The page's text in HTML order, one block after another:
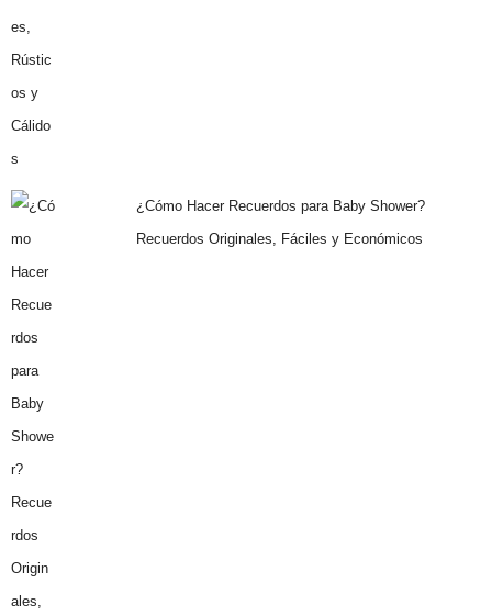
¿Cómo Hacer Recuerdos para Baby Shower?
Recuerdos Originales, Fáciles y Económicos